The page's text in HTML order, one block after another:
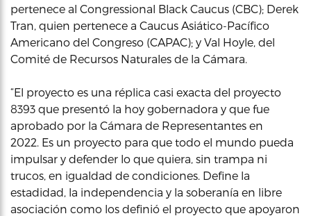
pertenece al Congressional Black Caucus (CBC); Derek
Tran, quien pertenece a Caucus Asiático-Pacífico
Americano del Congreso (CAPAC); y Val Hoyle, del
Comité de Recursos Naturales de la Cámara.
“El proyecto es una réplica casi exacta del proyecto
8393 que presentó la hoy gobernadora y que fue
aprobado por la Cámara de Representantes en
2022. Es un proyecto para que todo el mundo pueda
impulsar y defender lo que quiera, sin trampa ni
trucos, en igualdad de condiciones. Define la
estadidad, la independencia y la soberanía en libre
asociación como los definió el proyecto que apoyaron